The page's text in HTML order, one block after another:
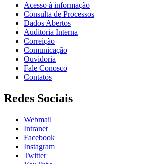
Acesso à informação
Consulta de Processos
Dados Abertos
Auditoria Interna
Correição
Comunicação
Ouvidoria
Fale Conosco
Contatos
Redes Sociais
Webmail
Intranet
Facebook
Instagram
Twitter